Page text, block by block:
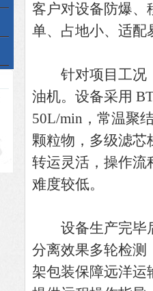
客户对设备防爆、
单、占地小、适配
针对项目工况，
油机。设备采用
50L/min，常温聚
颗粒物，多级滤芯
转运灵活，操作流
难度较低。
设备生产完毕后
分离效果多轮检测
架包装保障远洋运